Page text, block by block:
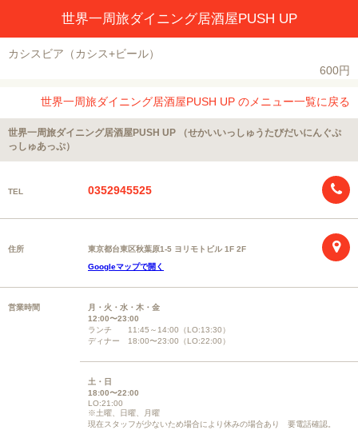
世界一周旅ダイニング居酒屋PUSH UP
カシスビア（カシス+ビール）
600円
世界一周旅ダイニング居酒屋PUSH UP のメニュー一覧に戻る
世界一周旅ダイニング居酒屋PUSH UP （せかいいっしゅうたびだいにんぐぷ
っしゅあっぷ）
TEL 0352945525
住所
東京都台東区秋葉原1-5 ヨリモトビル 1F 2F
Googleマップで開く
営業時間
月・火・水・木・金
12:00〜23:00
ランチ 11:45～14:00（LO:13:30）
ディナー 18:00〜23:00（LO:22:00）
土・日
18:00〜22:00
LO:21:00
※土曜、日曜、月曜
現在スタッフが少ないため場合により休みの場合あり 要電話確認。